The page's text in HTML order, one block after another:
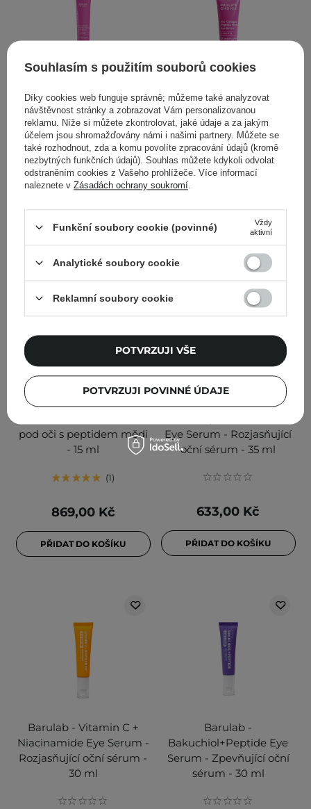
Paula's Choice - Pro-
Collagen Peptide Firming
Eye Serum - Zpevňující
oční sérum - 15 ml
1
Paula's Choice - Pro-
Collagen Peptide Firming
Eye Serum - Zpevňující
oční sérum - 5 ml
2
PŘIDAT DO KOŠÍKU
pod oči s peptidem mědi
- 15 ml
1
869,00 Kč
PŘIDAT DO KOŠÍKU
Eye Serum - Rozjasňující
oční sérum - 35 ml
633,00 Kč
PŘIDAT DO KOŠÍKU
Barulab - Vitamin C +
Niacinamide Eye Serum -
Rozjasňující oční sérum -
30 ml
Barulab -
Bakuchiol+Peptide Eye
Serum - Zpevňující oční
sérum - 30 ml
Souhlasím s použitím souborů cookies
Díky cookies web funguje správně; můžeme také analyzovat
návštěvnost stránky a zobrazovat Vám personalizovanou
reklamu. Níže si můžete zkontrolovat, jaké údaje a za jakým
účelem jsou shromažďovány námi i našimi partnery. Můžete se
také rozhodnout, zda a komu povolíte zpracování údajů (kromě
nezbytných funkčních údajů). Souhlas můžete kdykoli odvolat
odstraněním cookies z Vašeho prohlížeče. Více informací
naleznete v Zásadách ochrany soukromí
Funkční soubory cookie (povinné)
Vždy
aktivní
Analytické soubory cookie
Reklamní soubory cookie
POTVRZUJI POVINNÉ ÚDAJE
POTVRZUJI VŠE